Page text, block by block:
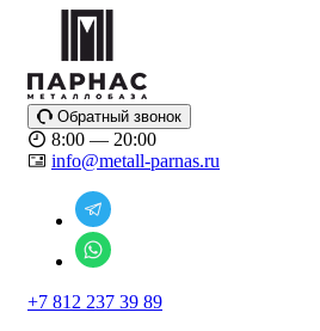
Обратный звонок
8:00 — 20:00
info@metall-parnas.ru
+7 812 237 39 89